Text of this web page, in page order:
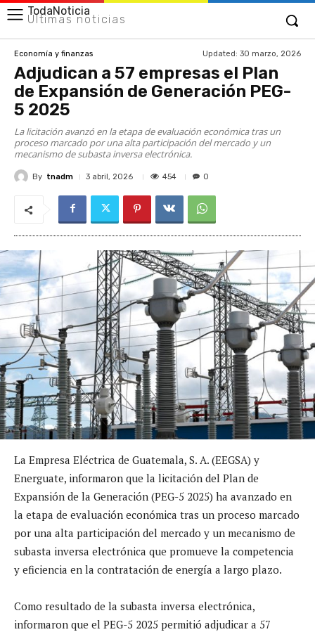
TodaNoticia
Últimas noticias
Economía y finanzas Updated: 30 marzo, 2026
Adjudican a 57 empresas el Plan
de Expansión de Generación PEG-
5 2025
La licitación avanzó en la etapa de evaluación económica tras un
proceso marcado por una alta participación del mercado y un
mecanismo de subasta inversa electrónica.
By tnadm 3 abril, 2026 454 0
La Empresa Eléctrica de Guatemala, S. A. (EEGSA) y
Energuate, informaron que la licitación del Plan de
Expansión de la Generación (PEG-5 2025) ha avanzado en
la etapa de evaluación económica tras un proceso marcado
por una alta participación del mercado y un mecanismo de
subasta inversa electrónica que promueve la competencia
y eficiencia en la contratación de energía a largo plazo.
Como resultado de la subasta inversa electrónica,
informaron que el PEG-5 2025 permitió adjudicar a 57